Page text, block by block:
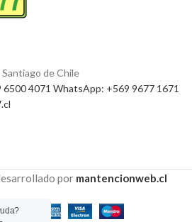
Santiago de Chile
4071 WhatsApp: +569 9677 1671
por mantencionweb.cl